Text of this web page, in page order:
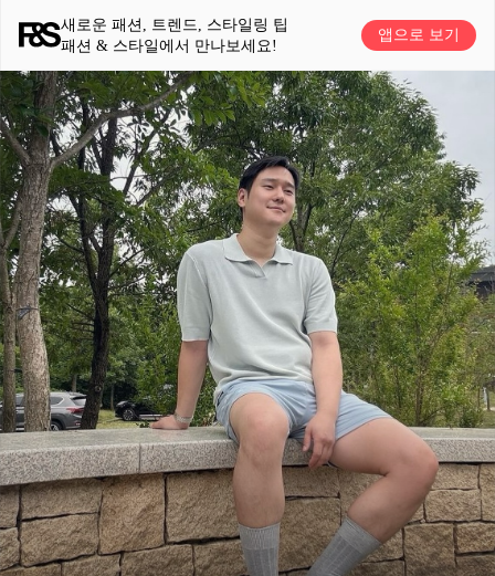
새로운 패션, 트렌드, 스타일링 팁
패션 & 스타일에서 만나보세요!
앱으로 보기